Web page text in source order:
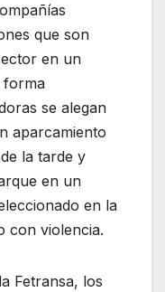
que son
en un
forma
se alegan
aparcamiento
la tarde y
en un
en la
con violencia.
Fetransa, los